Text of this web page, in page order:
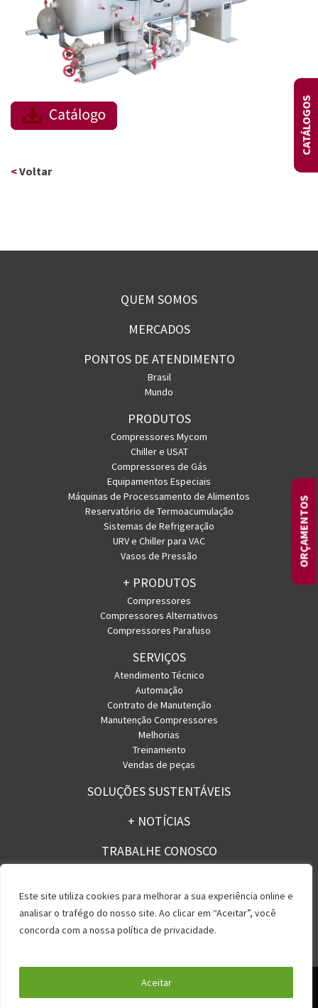
Este site utiliza cookies para melhorar a sua experiência online e
analisar o trafégo do nosso site. Ao clicar em “Aceitar”, você
concorda com a nossa política de privacidade.
Aceitar
<Voltar
CATÁLOGOS
ORÇAMENTOS
QUEM SOMOS
MERCADOS
PONTOS DE ATENDIMENTO
Brasil
Mundo
PRODUTOS
Compressores Mycom
Chiller e USAT
Compressores de Gás
Equipamentos Especiais
Máquinas de Processamento de Alimentos
Reservatório de Termoacumulação
Sistemas de Refrigeração
URV e Chiller para VAC
Vasos de Pressão
+ PRODUTOS
Compressores
Compressores Alternativos
Compressores Parafuso
SERVIÇOS
Atendimento Técnico
Automação
Contrato de Manutenção
Manutenção Compressores
Melhorias
Treinamento
Vendas de peças
SOLUÇÕES SUSTENTÁVEIS
+ NOTÍCIAS
TRABALHE CONOSCO